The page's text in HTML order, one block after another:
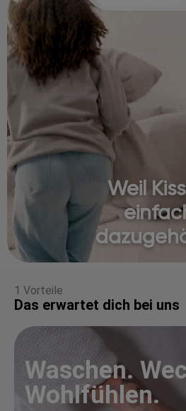
Weil
1 Vorteile
Das erwartet dich bei uns
Waschen.
Wohlfühlen.